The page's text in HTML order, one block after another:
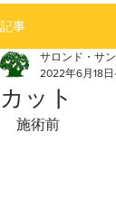
記事
カット
サロンド・サン
2022年6月18日
施術前